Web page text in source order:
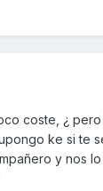
coste, ¿
ke si te
y nos